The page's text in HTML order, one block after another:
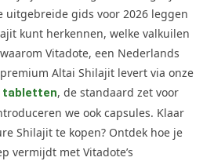
uitgebreide gids voor 2026 leggen
kunt herkennen, welke valkuilen
Vitadote, een Nederlands
Altai Shilajit levert via onze
tabletten, de standaard zet voor
we ook capsules. Klaar
Shilajit te kopen? Ontdek hoe je
vermijdt met Vitadote’s